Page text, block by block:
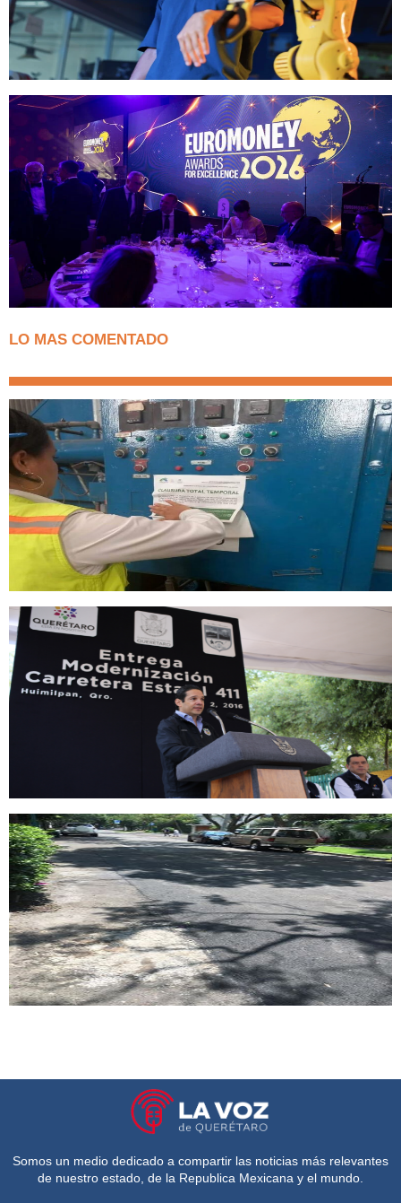
LO MAS COMENTADO
Somos un medio dedicado a compartir las noticias más relevantes
de nuestro estado, de la Republica Mexicana y el mundo.